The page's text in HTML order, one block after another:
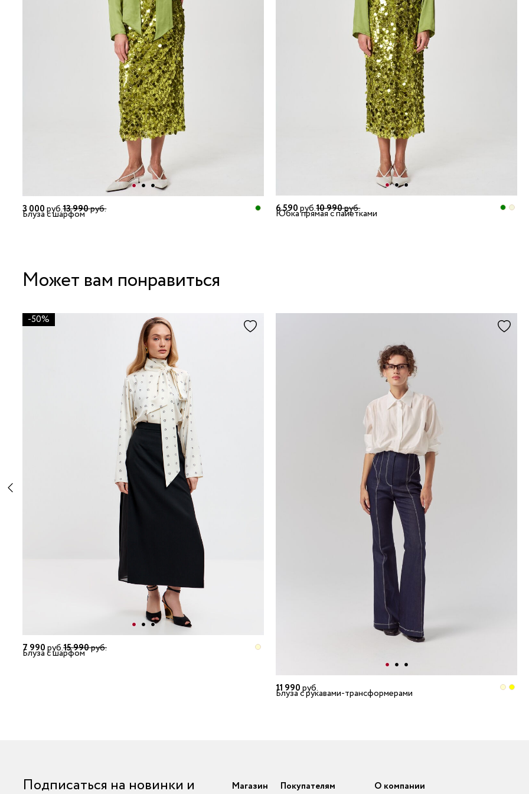
3 000руб.13 990руб.
Блуза с шарфом 6 590руб.10 990руб.
Юбка прямая с пайетками
Может вам понравиться
-50%
7 990руб.15 990руб.
Блуза с шарфом
11 990руб.
Блуза с рукавами-трансформерами
Подписаться на новинки и Магазин Покупателям О компании